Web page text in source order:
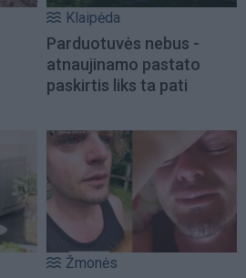
Klaipėda
Parduotuvės nebus -
atnaujinamo pastato
paskirtis liks ta pati
Žmonės